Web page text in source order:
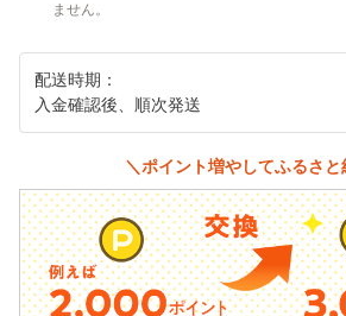
ません。
配送時期：
入金確認後、順次発送
＼ポイント増やしてふるさと